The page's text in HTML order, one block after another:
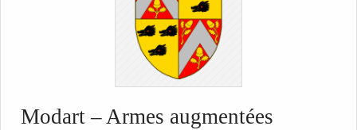
Modart – Armes augmentées